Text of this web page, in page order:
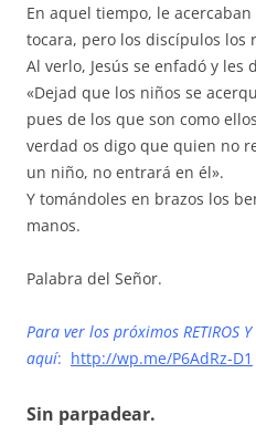
En aquel tiempo, le
tocara, pero los discípulos los
Al verlo, Jesús se enfadó y les
«Dejad que los niños se
pues de los que son como
verdad os digo que quien no
un niño, no entrará en él».
Y tomándoles en brazos los
manos.
Palabra del Señor.
Para ver los próximos RETIROS
aquí: http://wp.me/P6AdRz-D1
Sin parpadear.